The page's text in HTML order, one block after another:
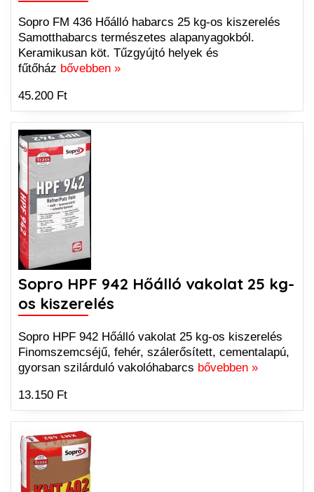
Sopro FM 436 Hőálló habarcs 25 kg-os kiszerelés
Samotthabarcs természetes alapanyagokból.
Keramikusan köt. Tűzgyújtó helyek és
fűtőház bővebben »
45.200 Ft
Sopro HPF 942 Hőálló vakolat 25 kg-
os kiszerelés
Sopro HPF 942 Hőálló vakolat 25 kg-os kiszerelés
Finomszemcséjű, fehér, szálerősített, cementalapú,
gyorsan szilárduló vakolóhabarcs bővebben »
13.150 Ft